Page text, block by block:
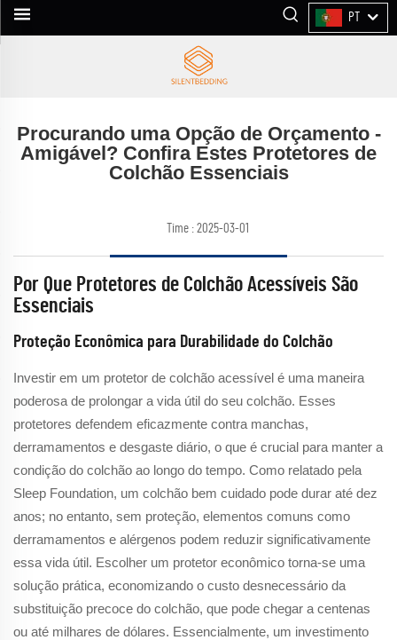
PT
Procurando uma Opção de Orçamento -
Amigável? Confira Estes Protetores de
Colchão Essenciais
Time : 2025-03-01
Por Que Protetores de Colchão Acessíveis São
Essenciais
Proteção Econômica para Durabilidade do Colchão
Investir em um protetor de colchão acessível é uma maneira
poderosa de prolongar a vida útil do seu colchão. Esses
protetores defendem eficazmente contra manchas,
derramamentos e desgaste diário, o que é crucial para manter a
condição do colchão ao longo do tempo. Como relatado pela
Sleep Foundation, um colchão bem cuidado pode durar até dez
anos; no entanto, sem proteção, elementos comuns como
derramamentos e alérgenos podem reduzir significativamente
essa vida útil. Escolher um protetor econômico torna-se uma
solução prática, economizando o custo desnecessário da
substituição precoce do colchão, que pode chegar a centenas
ou até milhares de dólares. Essencialmente, um investimento